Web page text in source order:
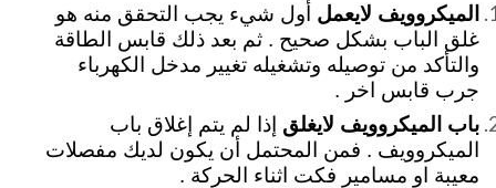
الميكروويف لايعمل أول شيء يجب التحقق منه هو
غلق الباب بشكل صحيح . ثم بعد ذلك قابس الطاقة
والتأكد من توصيله وتشغيله تغيير مدخل الكهرباء
جرب قابس اخر .
باب الميكروويف لايغلق إذا لم يتم إغلاق باب
الميكروويف . فمن المحتمل أن يكون لديك مفصلات
معيبة او مسامير فكت اثناء الحركة .